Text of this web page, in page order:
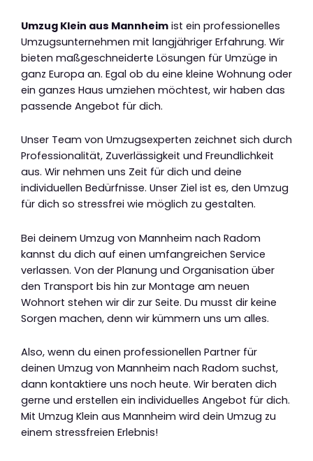
Umzug Klein aus Mannheim ist ein professionelles
Umzugsunternehmen mit langjähriger Erfahrung. Wir
bieten maßgeschneiderte Lösungen für Umzüge in
ganz Europa an. Egal ob du eine kleine Wohnung oder
ein ganzes Haus umziehen möchtest, wir haben das
passende Angebot für dich.
Unser Team von Umzugsexperten zeichnet sich durch
Professionalität, Zuverlässigkeit und Freundlichkeit
aus. Wir nehmen uns Zeit für dich und deine
individuellen Bedürfnisse. Unser Ziel ist es, den Umzug
für dich so stressfrei wie möglich zu gestalten.
Bei deinem Umzug von Mannheim nach Radom
kannst du dich auf einen umfangreichen Service
verlassen. Von der Planung und Organisation über
den Transport bis hin zur Montage am neuen
Wohnort stehen wir dir zur Seite. Du musst dir keine
Sorgen machen, denn wir kümmern uns um alles.
Also, wenn du einen professionellen Partner für
deinen Umzug von Mannheim nach Radom suchst,
dann kontaktiere uns noch heute. Wir beraten dich
gerne und erstellen ein individuelles Angebot für dich.
Mit Umzug Klein aus Mannheim wird dein Umzug zu
einem stressfreien Erlebnis!